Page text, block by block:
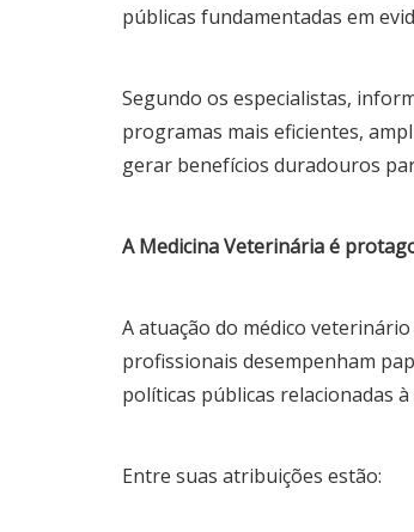
públicas fundamentadas em
Segundo os especialistas,
programas mais eficientes,
gerar benefícios duradouros
A Medicina Veterinária é
A atuação do médico
profissionais desempenham
políticas públicas relacionadas
Entre suas atribuições estão: